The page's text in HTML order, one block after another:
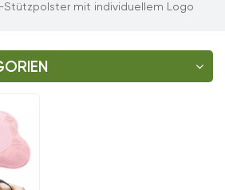
Stützpolster mit individuellem Logo